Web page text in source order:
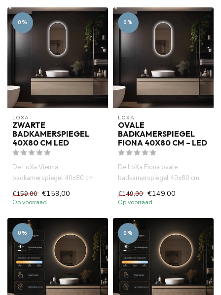
0%
LOXA
ZWARTE
BADKAMERSPIEGEL
40X80 CM LED
De LoXa Vienna
badkamerspiegel 40x80 cm
met zwarte lijst combineert een
slank de...
€159,00 €159,00
Op voorraad
0%
LOXA
OVALE
BADKAMERSPIEGEL
FIONA 40X80 CM – LED
De LoXa Fiona ovale
badkamerspiegel 40x80 cm
combineert een elegant design
met d...
€149,00 €149,00
Op voorraad
0% 0%